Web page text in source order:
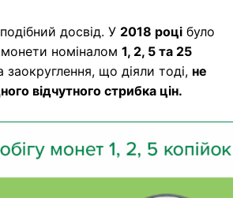
досвід. У 2018 році було
монети номіналом 1, 2, 5 та 25
заокруглення, що діяли тоді, не
відчутного стрибка цін.